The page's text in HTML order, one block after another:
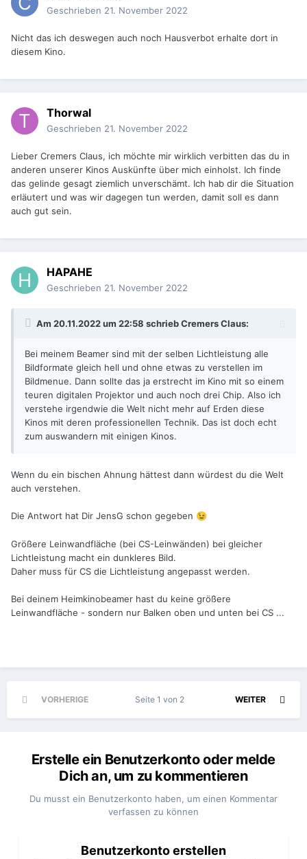
Geschrieben 21. November 2022
Nicht das ich deswegen auch noch Hausverbot erhalte dort in
diesem Kino.
Thorwal
Geschrieben 21. November 2022
Lieber Cremers Claus, ich möchte mir wirklich verbitten das du in
anderen unserer Kinos Auskünfte über mich einholst. Ich finde
das gelinde gesagt ziemlich unverschämt. Ich hab dir die Situation
erläutert und was wir dagegen tun werden, damit soll es dann
auch gut sein.
HAPAHE
Geschrieben 21. November 2022
Am 20.11.2022 um 22:58 schriebCremers Claus:
Bei meinem Beamer sind mit der selben Lichtleistung alle
Bildformate gleich hell und ohne etwas zu verstellen im
Bildmenue. Dann sollte das ja erstrecht im Kino mit so einem
teuren digitalen Projektor und auch noch drei Chip. Also ich
verstehe irgendwie die Welt nicht mehr auf Erden diese
Kinos mit deren professionellen Technik. Das ist doch echt
zum auswandern mit einigen Kinos.
Wenn du ein bischen Ahnung hättest dann würdest du die Welt
auch verstehen.
Die Antwort hat Dir JensG schon gegeben 😉
Größere Leinwandfläche (bei CS-Leinwänden) bei gleicher
Lichtleistung macht ein dunkleres Bild.
Daher muss für CS die Lichtleistung angepasst werden.
Bei deinem Heimkinobeamer hast du keine größere
Leinwandfläche - sondern nur Balken oben und unten bei CS ...
VORHERIGE WEITER
Seite 1 von 2
Erstelle ein Benutzerkonto oder melde
Dich an, um zu kommentieren
Du musst ein Benutzerkonto haben, um einen Kommentar
verfassen zu können
Benutzerkonto erstellen